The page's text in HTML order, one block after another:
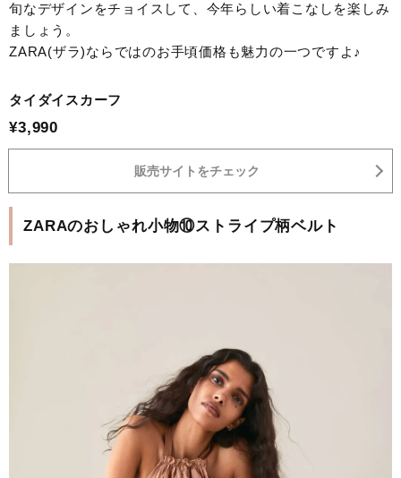
旬なデザインをチョイスして、今年らしい着こなしを楽しみ
ましょう。
ZARA(ザラ)ならではのお手頃価格も魅力の一つですよ♪
タイダイスカーフ
¥3,990
販売サイトをチェック
ZARAのおしゃれ小物⑩ストライプ柄ベルト